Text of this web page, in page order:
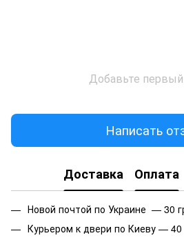
Добавьте
Написать
Доставка Оплата
Новой почтой по Украине — 30
Курьером к двери по Киеву — 40